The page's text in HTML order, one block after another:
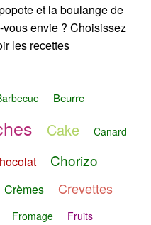
et la boulange de
envie ? Choisissez
les recettes
Beurre
Cake Canard
Chorizo
Crèmes Crevettes
Fromage Fruits